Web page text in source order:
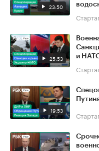
23:50
25:53
и
19:53